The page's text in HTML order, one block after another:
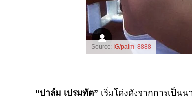
Source: IG/palm_8888
“ปาล์ม เปรมทัต” เริ่มโด่งดังจากการเป็น